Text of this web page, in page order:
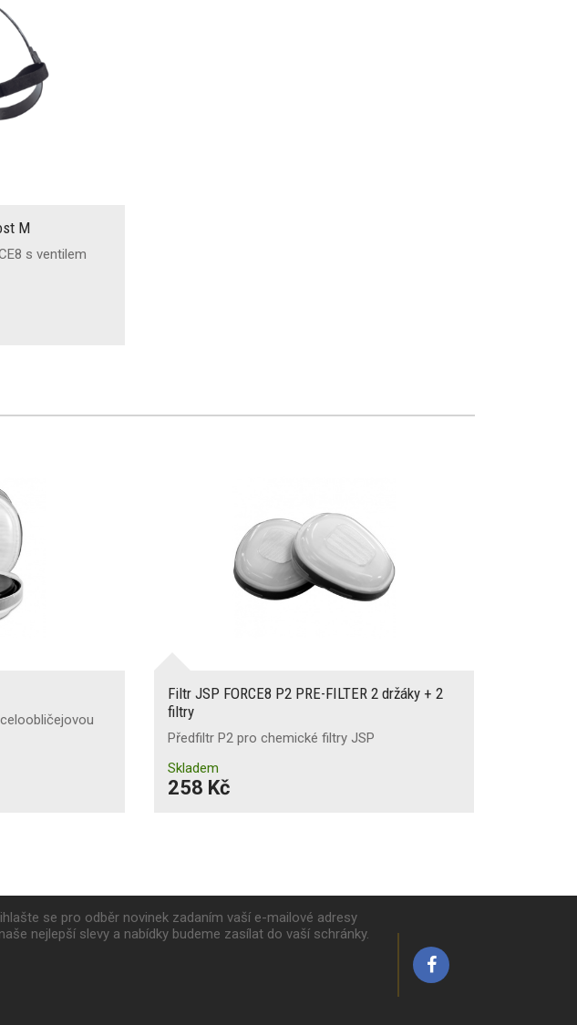
M
s ventilem
Filtr JSP FORCE8 P2 PRE-FILTER 2 držáky + 2
filtry
Předfiltr P2 pro chemické filtry JSP
Skladem
258 Kč
se pro odběr novinek zadaním vaší e-mailové adresy
nejlepší slevy a nabídky budeme zasílat do vaší schránky.